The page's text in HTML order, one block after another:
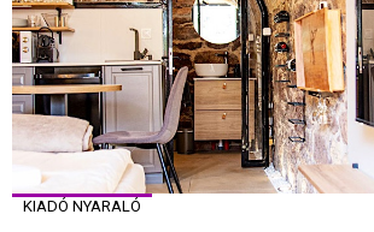
KIADÓ NYARALÓ